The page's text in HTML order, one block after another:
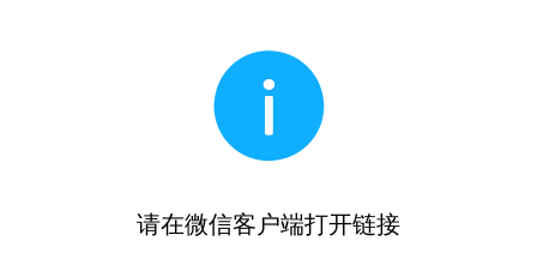
请在微信客户端打开链接